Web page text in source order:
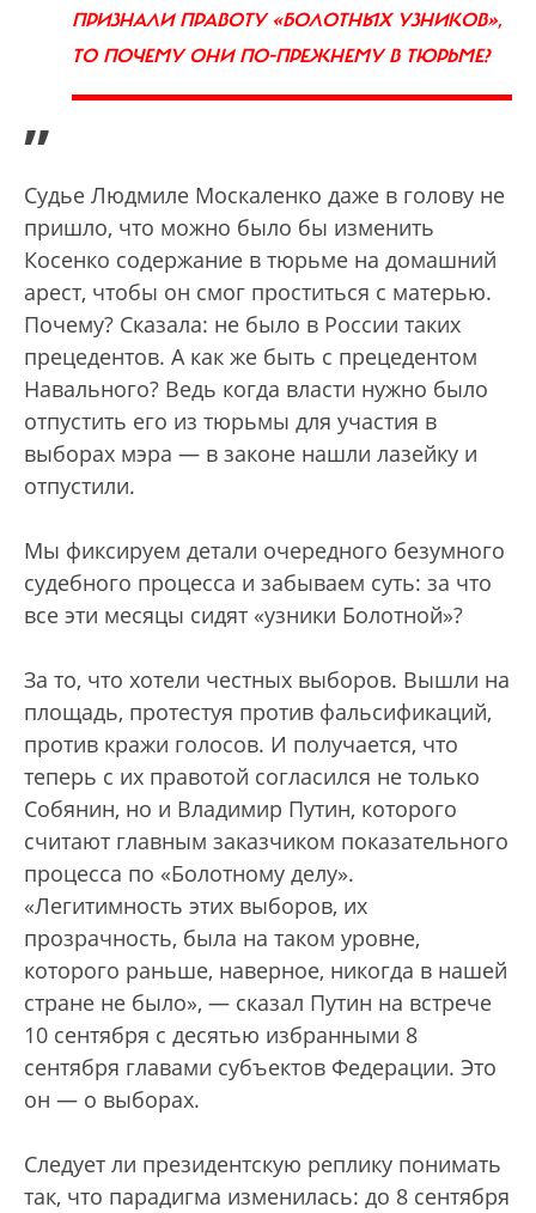
ПРИЗНАЛИ ПРАВОТУ «БОЛОТНЫХ УЗНИКОВ»,
ТО ПОЧЕМУ ОНИ ПО-ПРЕЖНЕМУ В ТЮРЬМЕ?
”
Судье Людмиле Москаленко даже в голову не
пришло, что можно было бы изменить
Косенко содержание в тюрьме на домашний
арест, чтобы он смог проститься с матерью.
Почему? Сказала: не было в России таких
прецедентов. А как же быть с прецедентом
Навального? Ведь когда власти нужно было
отпустить его из тюрьмы для участия в
выборах мэра — в законе нашли лазейку и
отпустили.
Мы фиксируем детали очередного безумного
судебного процесса и забываем суть: за что
все эти месяцы сидят «узники Болотной»?
За то, что хотели честных выборов. Вышли на
площадь, протестуя против фальсификаций,
против кражи голосов. И получается, что
теперь с их правотой согласился не только
Собянин, но и Владимир Путин, которого
считают главным заказчиком показательного
процесса по «Болотному делу».
«Легитимность этих выборов, их
прозрачность, была на таком уровне,
которого раньше, наверное, никогда в нашей
стране не было», — сказал Путин на встрече
10 сентября с десятью избранными 8
сентября главами субъектов Федерации. Это
он — о выборах.
Следует ли президентскую реплику понимать
так, что парадигма изменилась: до 8 сентября